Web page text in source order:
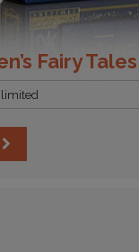
Fairy